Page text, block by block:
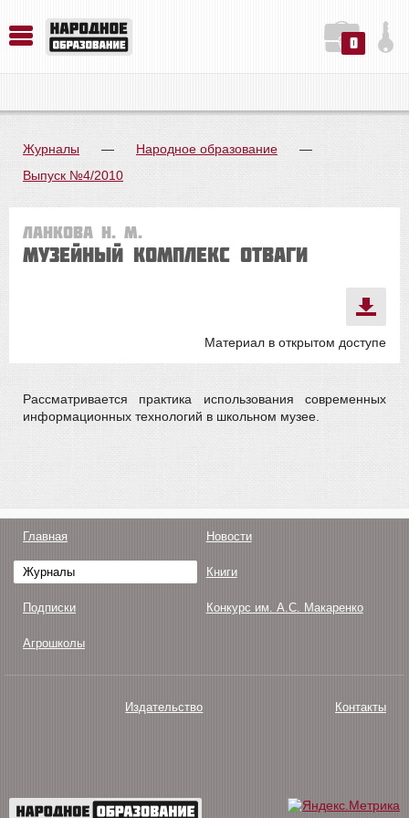
0
Журналы — Народное образование
—
Выпуск №4/2010
Ланкова Н. М.
Музейный комплекс Отваги
Материал в открытом доступе
Рассматривается практика использования современных
информационных технологий в школьном музее.
Главная Новости
Журналы Книги
Подписки Конкурс им. А.С. Макаренко
Агрошколы
Издательство Контакты